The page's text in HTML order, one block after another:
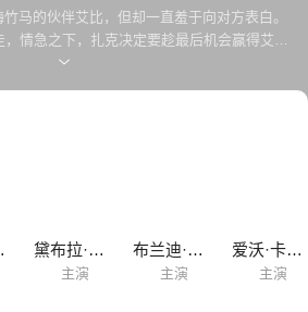
马的伙伴艾比，但却一直羞于向对方表白。
情急之下，扎克决定要趁最后机会赢得艾比
前交往过的诸位女友，向她们询问自己身上有
大 黛布拉·乔·拉普
主演
布兰迪·罗德里克
主演
爱沃·卡拉丹
主演